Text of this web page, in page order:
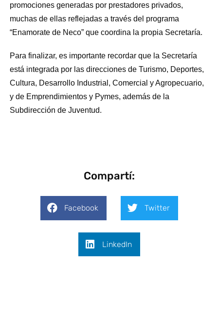
promociones generadas por prestadores privados,
muchas de ellas reflejadas a través del programa
“Enamorate de Neco” que coordina la propia Secretaría.
Para finalizar, es importante recordar que la Secretaría
está integrada por las direcciones de Turismo, Deportes,
Cultura, Desarrollo Industrial, Comercial y Agropecuario,
y de Emprendimientos y Pymes, además de la
Subdirección de Juventud.
Compartí:
Facebook Twitter
LinkedIn